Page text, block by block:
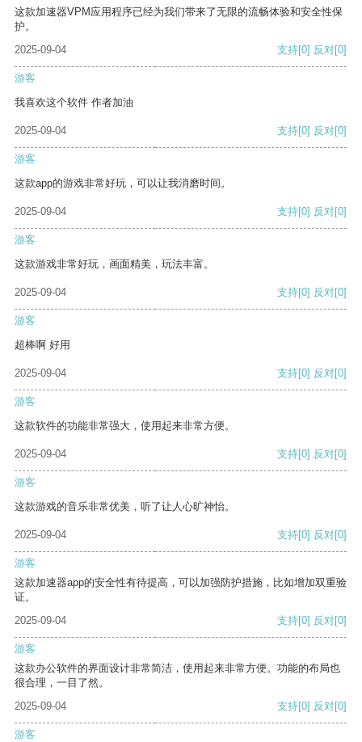
这款加速器VPM应用程序已经为我们带来了无限的流畅体验和安全性保
护。
2025-09-04
支持[0] 反对[0]
游客
我喜欢这个软件 作者加油
2025-09-04 支持[0] 反对[0]
游客
这款app的游戏非常好玩，可以让我消磨时间。
2025-09-04 支持[0] 反对[0]
游客
这款游戏非常好玩，画面精美，玩法丰富。
2025-09-04 支持[0] 反对[0]
游客
超棒啊 好用
2025-09-04 支持[0] 反对[0]
游客
这款软件的功能非常强大，使用起来非常方便。
2025-09-04 支持[0] 反对[0]
游客
这款游戏的音乐非常优美，听了让人心旷神怡。
2025-09-04 支持[0] 反对[0]
游客
这款加速器app的安全性有待提高，可以加强防护措施，比如增加双重验
证。
2025-09-04
支持[0] 反对[0]
游客
这款办公软件的界面设计非常简洁，使用起来非常方便。功能的布局也
很合理，一目了然。
2025-09-04
支持[0] 反对[0]
游客